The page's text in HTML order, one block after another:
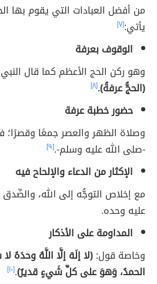
من أفضل العبادات التي يقوم بها
يأتي:[٧]
الوقوف بعرفة
وهو ركن الحج الأعظم كما قال
(الحجُّ عرفةُ).[٨]
حضور خطبة عرفة
وصلاة الظهر والعصر جمعًا
-صلى الله عليه وسلم-.[٩]
الإكثار من الدعاء والإلحاح فيه
مع إخلاص التوجُّه إلى الله،
عليه وحده.
المداومة على الأذكار
وخاصة قول:(لا إلَهَ إلَّا اللَّهُ وحدَهُ
الحمدُ، وَهوَ على كلِّ شَيءٍ قديرٌ).[١٠]